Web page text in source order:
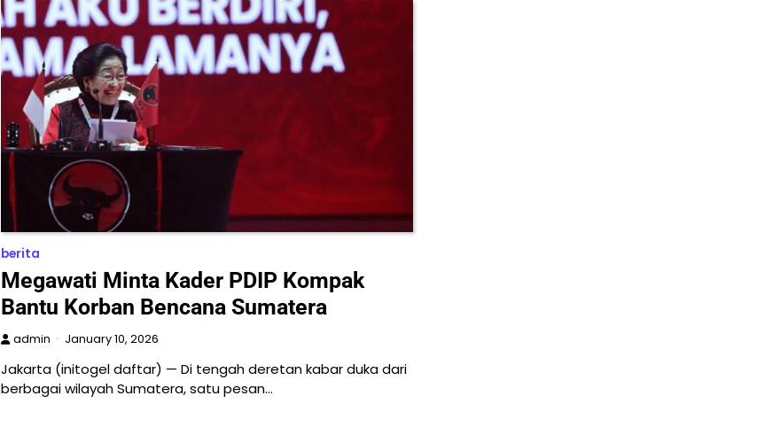
berita
Megawati Minta Kader PDIP Kompak
Bantu Korban Bencana Sumatera
admin January 10, 2026
Jakarta (initogel daftar) — Di tengah deretan kabar duka dari
berbagai wilayah Sumatera, satu pesan…